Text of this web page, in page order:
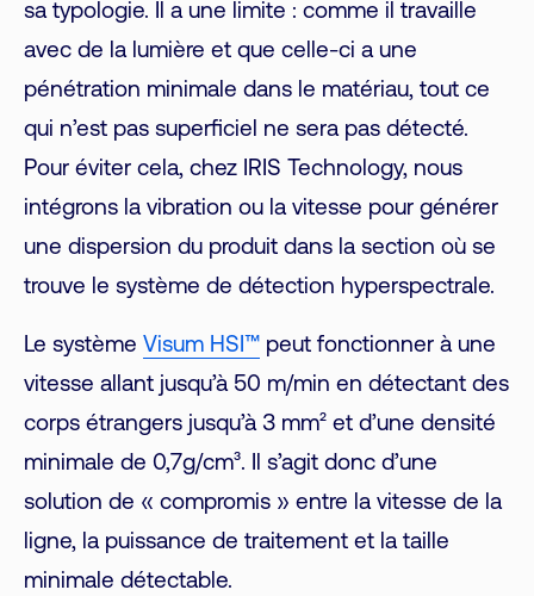
sa typologie. Il a une limite : comme il travaille
avec de la lumière et que celle-ci a une
pénétration minimale dans le matériau, tout ce
qui n’est pas superficiel ne sera pas détecté.
Pour éviter cela, chez IRIS Technology, nous
intégrons la vibration ou la vitesse pour générer
une dispersion du produit dans la section où se
trouve le système de détection hyperspectrale.
Le système Visum HSI™ peut fonctionner à une
vitesse allant jusqu’à 50 m/min en détectant des
corps étrangers jusqu’à 3 mm² et d’une densité
minimale de 0,7g/cm³. Il s’agit donc d’une
solution de « compromis » entre la vitesse de la
ligne, la puissance de traitement et la taille
minimale détectable.